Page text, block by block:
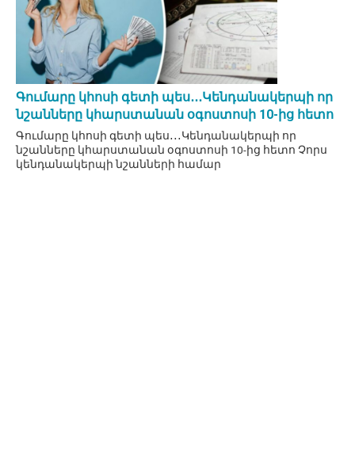
Գումարը կհոսի գետի պես․․․Կենդանակերպի որ
նշանները կհարստանան օգոստոսի 10-ից հետո
Գումարը կհոսի գետի պես․․․Կենդանակերպի որ
նշանները կհարստանան օգոստոսի 10-ից հետո Չորս
կենդանակերպի նշանների համար